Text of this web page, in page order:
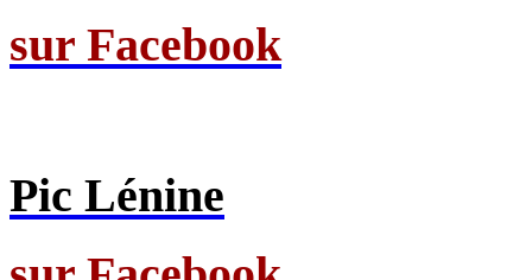
sur Facebook
Pic Lénine